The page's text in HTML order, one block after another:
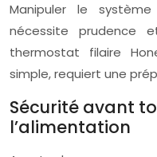
Manipuler le
nécessite prudence
thermostat filaire
simple, requiert une
Sécurité avant
l’alimentation